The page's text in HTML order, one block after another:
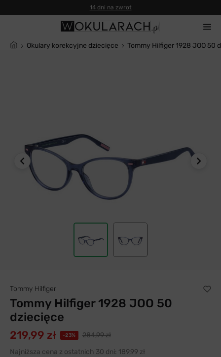
14 dni na zwrot
Okulary korekcyjne dziecięce Tommy Hilfiger 1928 JOO 50
Tommy Hilfiger
Tommy Hilfiger 1928 JOO 50
dziecięce
219,99 zł -23%
284,99 zł
Najniższa cena z ostatnich 30 dni: 189,99 zł